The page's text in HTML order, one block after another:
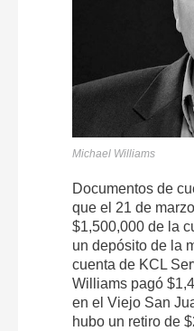
Michael Williams
Documentos de
que el 21 de
$1,500,000 de la
un depósito de la
cuenta de KCL
Williams pagó
en el Viejo San
hubo un retiro de